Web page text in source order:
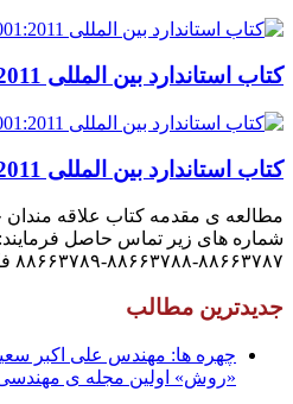
کتاب استاندارد بین المللی ISO50001:2011
کتاب استاندارد بین المللی ISO50001:2011
مطالعه ی مقدمه کتاب علاقه مندان
شماره های زیر تماس حاصل
۸۸۶۶۳۷۸۷-۸۸۶۶۳۷۸۸-۸۸۶۶۳۷۸۹ فکس: ۹-۸۸۶۶۳۷۸۷
جدیدترین مطالب
چهره ها: مهندس علی اکبر
«روش» اولین مجله ی مهندسی